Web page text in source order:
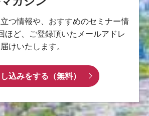
つ情報や、おすすめのセミナー情
ほど、ご登録頂いたメールアドレ
けいたします。
込みをする（無料）